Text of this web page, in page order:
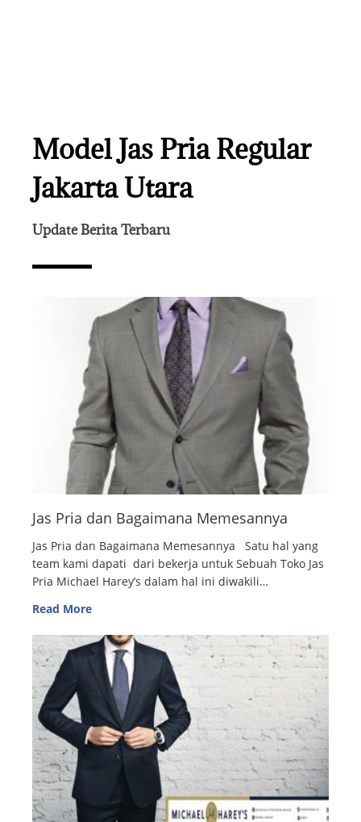
Model Jas Pria Regular
Jakarta Utara
Update Berita Terbaru
Jas Pria dan Bagaimana Memesannya
Jas Pria dan Bagaimana Memesannya Satu hal yang
team kami dapati dari bekerja untuk Sebuah Toko Jas
Pria Michael Harey’s dalam hal ini diwakili…
Read More